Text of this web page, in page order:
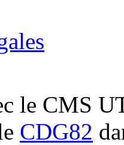
le CMS
CDG82